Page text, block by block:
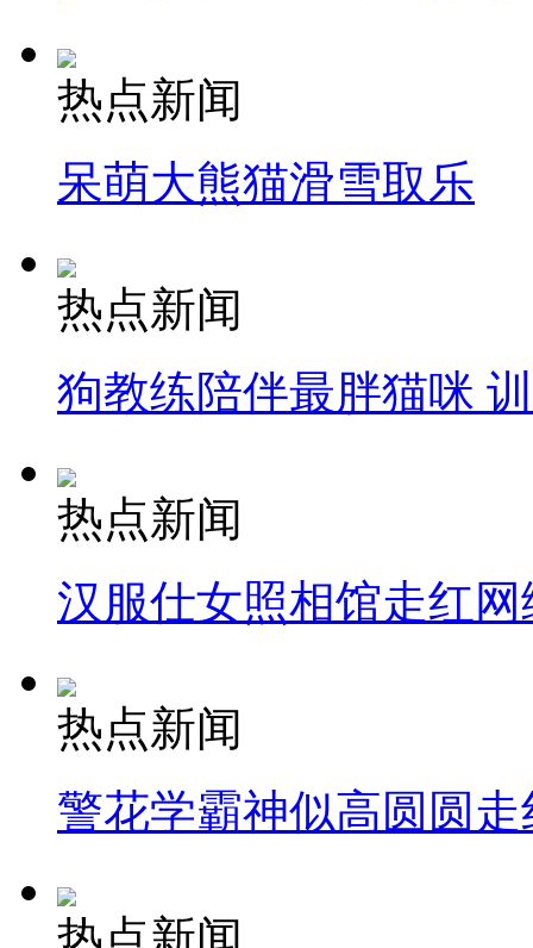
热点新闻
呆萌大熊猫滑雪取乐
热点新闻
狗教练陪伴最胖猫咪
热点新闻
汉服仕女照相馆走红网
热点新闻
警花学霸神似高圆圆走
热点新闻